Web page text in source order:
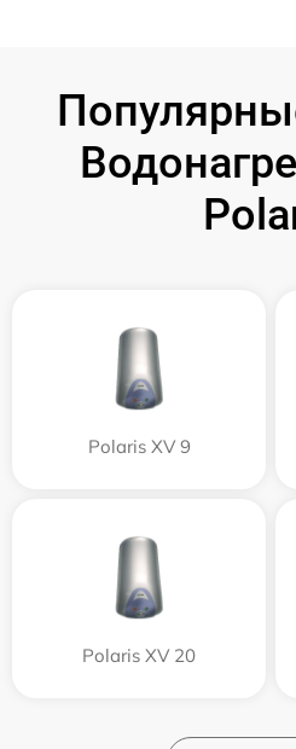
Polaris XV 9
Polaris XV 20